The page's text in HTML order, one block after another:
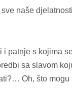
naše
i patnje s kojima
sa slavom
Oh, što